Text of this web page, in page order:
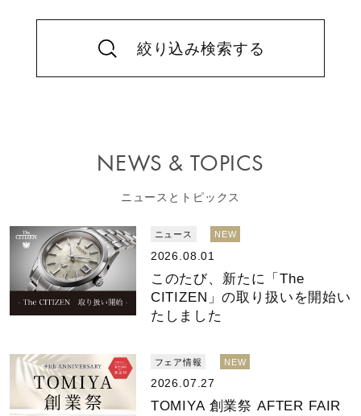
絞り込み検索する
NEWS & TOPICS
ニュースとトピックス
ニュース NEW
2026.08.01
このたび、新たに「The
CITIZEN」の取り扱いを開始い
たしました
フェア情報 NEW
2026.07.27
TOMIYA 創業祭 AFTER FAIR